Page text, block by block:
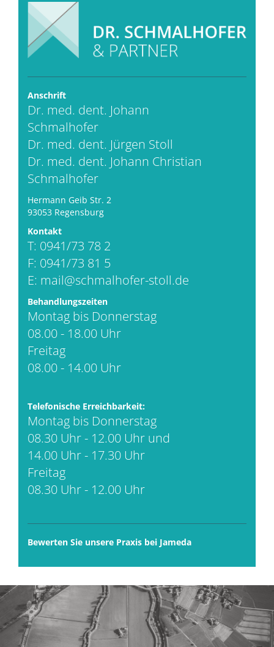
Anschrift
Dr. med. dent. Johann
Schmalhofer
Dr. med. dent. Jürgen Stoll
Dr. med. dent. Johann Christian
Schmalhofer
Hermann Geib Str. 2
93053 Regensburg
Kontakt
T: 0941/73 78 2
F: 0941/73 81 5
E: mail@schmalhofer-stoll.de
Behandlungszeiten
Montag bis Donnerstag
08.00 - 18.00 Uhr
Freitag
08.00 - 14.00 Uhr
Telefonische Erreichbarkeit:
Montag bis Donnerstag
08.30 Uhr - 12.00 Uhr und
14.00 Uhr - 17.30 Uhr
Freitag
08.30 Uhr - 12.00 Uhr
Bewerten Sie unsere Praxis bei Jameda